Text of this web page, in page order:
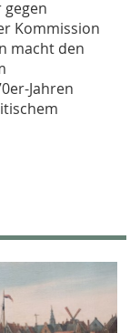
gegen
Kommission
macht den
Jahren